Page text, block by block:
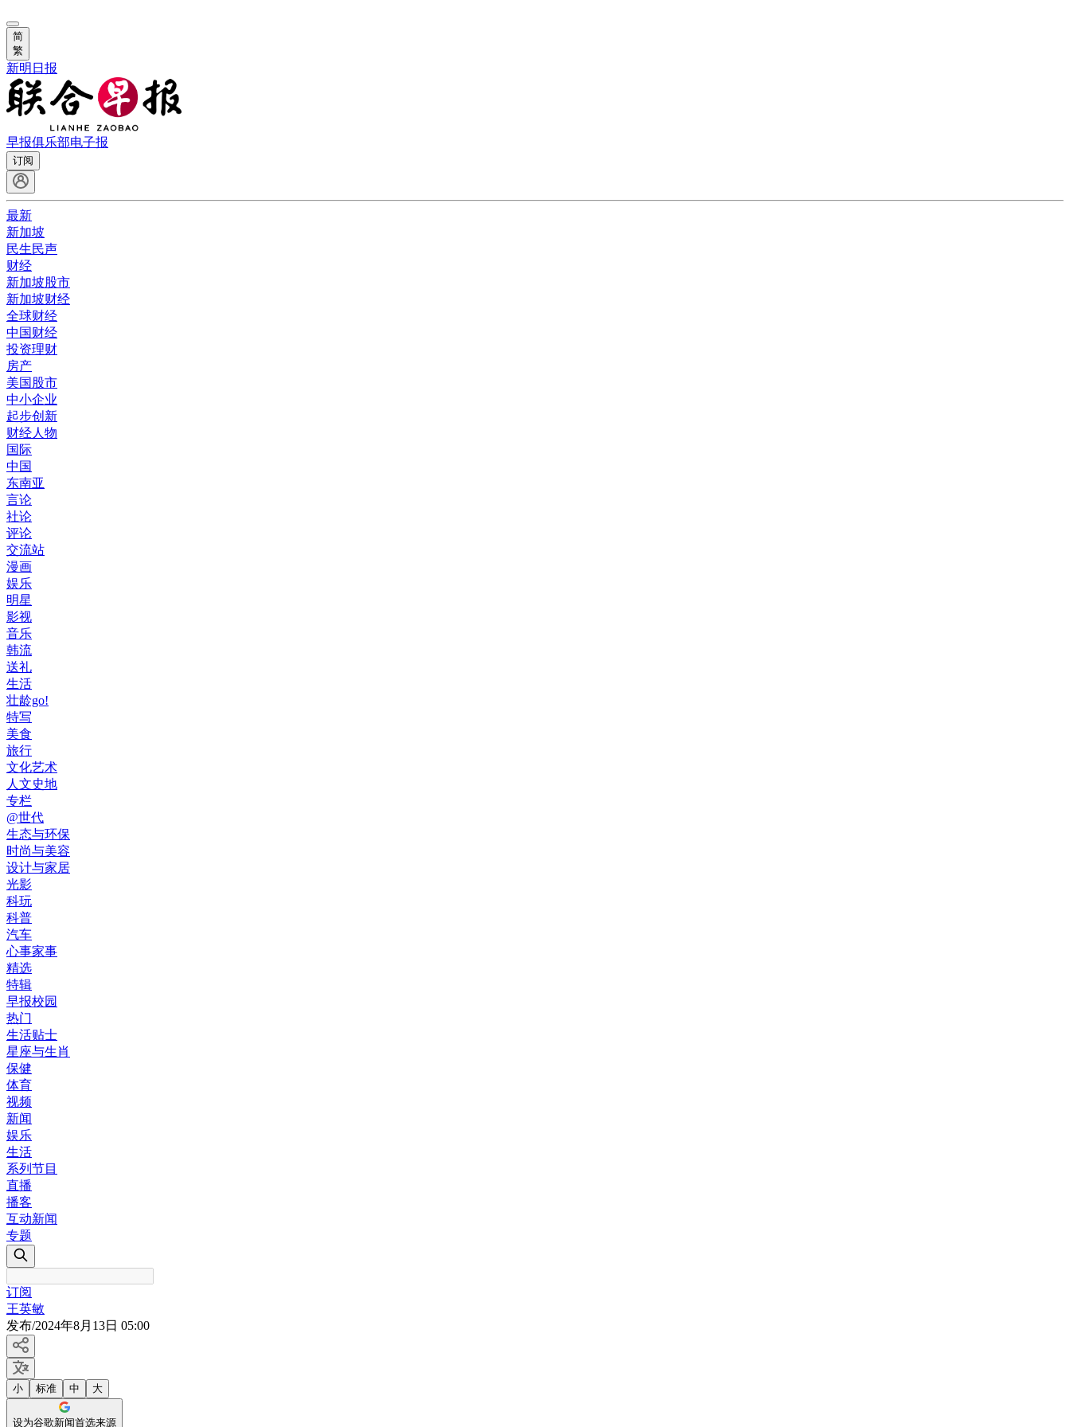
简
繁
新明日报
早报俱乐部电子报
订阅
最新
新加坡
民生民声
财经
新加坡股市
新加坡财经
全球财经
中国财经
投资理财
房产
美国股市
中小企业
起步创新
财经人物
国际
中国
东南亚
言论
社论
评论
交流站
漫画
娱乐
明星
影视
音乐
韩流
送礼
生活
壮龄go!
特写
美食
旅行
文化艺术
人文史地
专栏
@世代
生态与环保
时尚与美容
设计与家居
光影
科玩
科普
汽车
心事家事
精选
特辑
早报校园
热门
生活贴士
星座与生肖
保健
体育
视频
新闻
娱乐
生活
系列节目
直播
播客
互动新闻
专题
订阅
王英敏
发布/2024年8月13日 05:00
小 标准 中 大
设为谷歌新闻首选来源